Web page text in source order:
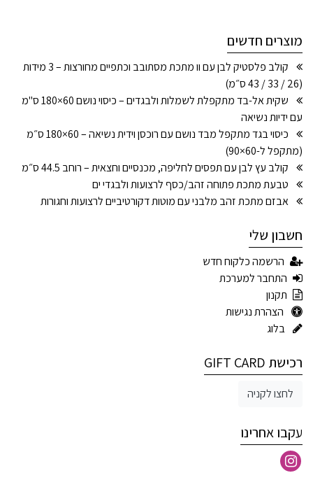
מוצרים חדשים
קולב פלסטיק לבן עם וו מתכת מסתובב וכתפיים מחורצות – 3 מידות
(26 / 33 / 43 ס״מ)
שקית אל-בד מתקפלת לשמלות ולבגדים – כיסוי נושם 60×180 ס"מ
עם ידיות נשיאה
כיסוי בגד מתקפל מבד נושם עם רוכסן וידית נשיאה – 60×180 ס״מ
(מתקפל ל-60×90)
קולב עץ לבן עם תפסים לחליפה, מכנסיים וחצאית – רוחב 44.5 ס״מ
טבעת מתכת פתוחה זהב/כסף לרצועות ולבגדי ים
אבזם מתכת זהב מלבני עם מוטות דקורטיביים לרצועות וחגורות
חשבון שלי
הרשמה כלקוח חדש
התחבר למערכת
תקנון
הצהרת נגישות
בלוג
רכישת GIFT CARD
לחצו לקניה
עקבו אחרינו